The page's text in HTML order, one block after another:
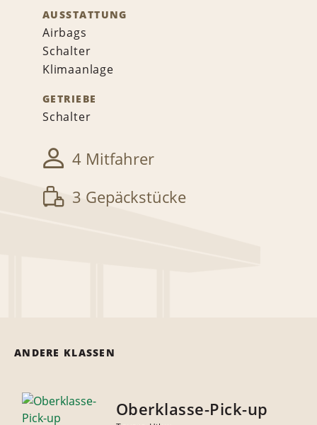
AUSSTATTUNG
Airbags
Schalter
Klimaanlage
GETRIEBE
Schalter
4 Mitfahrer
3 Gepäckstücke
ANDERE KLASSEN
Oberklasse-Pick-up